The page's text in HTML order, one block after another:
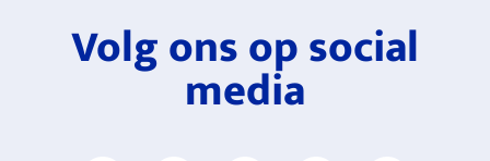
Volg ons op social
media